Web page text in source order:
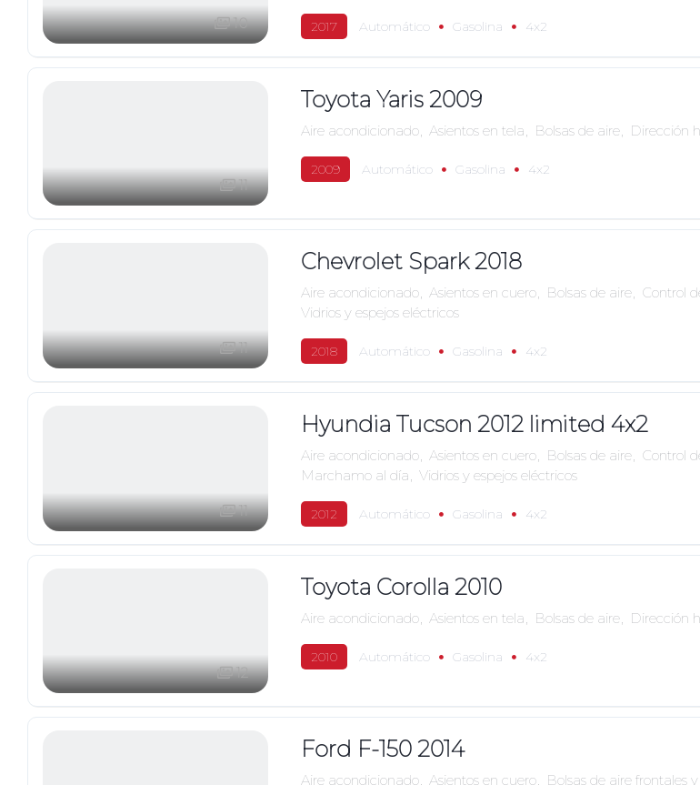
10 2017 Automático Gasolina 4x2
11
Toyota Yaris 2009
Aire acondicionado Asientos en tela Bolsas de aire Dirección
2009 Automático Gasolina 4x2
11
Chevrolet Spark 2018
Aire acondicionado, Asientos en cuero, Bolsas de aire, Control
Vidrios y espejos eléctricos
2018 Automático Gasolina 4x2
11
Hyundia Tucson 2012 limited 4x2
Aire acondicionado, Asientos en cuero, Bolsas de aire, Control
Marchamo al día, Vidrios y espejos eléctricos
2012 Automático Gasolina 4x2
12
Toyota Corolla 2010
Aire acondicionado Asientos en tela Bolsas de aire Dirección
2010 Automático Gasolina 4x2
Ford F-150 2014
Aire acondicionado, Asientos en cuero, Bolsas de aire frontales